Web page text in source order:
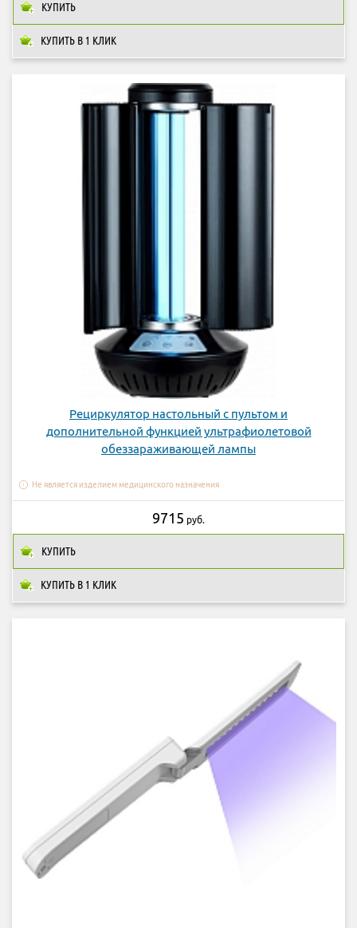
КУПИТЬ В 1 КЛИК
КУПИТЬ
Рециркулятор настольный с пультом и
дополнительной функцией ультрафиолетовой
обеззараживающей лампы
Не является изделием медицинского назначения
КУПИТЬ В 1 КЛИК
9715 руб.
КУПИТЬ